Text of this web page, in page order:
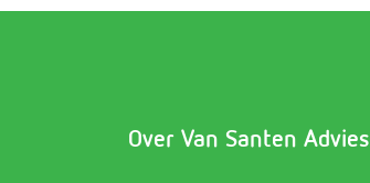
Over Van Santen Advies